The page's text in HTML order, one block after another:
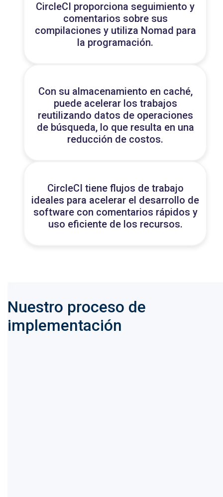
CircleCI proporciona seguimiento y
comentarios sobre sus
compilaciones y utiliza Nomad para
la programación.
Con su almacenamiento en caché,
puede acelerar los trabajos
reutilizando datos de operaciones
de búsqueda, lo que resulta en una
reducción de costos.
CircleCI tiene flujos de trabajo
ideales para acelerar el desarrollo de
software con comentarios rápidos y
uso eficiente de los recursos.
Nuestro proceso de
implementación